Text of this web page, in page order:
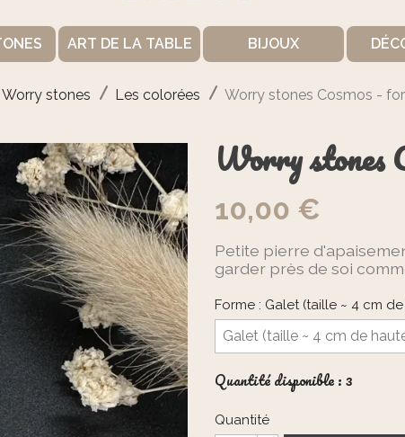
ART DE LA TABLE BIJOUX
Worry stones Les colorées Worry stones Cosmos -
Worry stones
10,00 €
Petite pierre
garder près de soi
Forme : Galet (taille ~ 4 cm
Quantité disponible : 3
Quantité